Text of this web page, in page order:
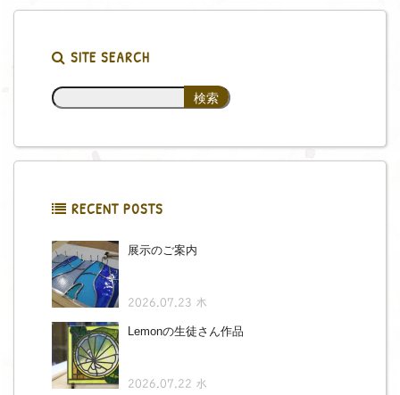
SITE SEARCH
RECENT POSTS
展示のご案内
2026.07.23 木
Lemonの生徒さん作品
2026.07.22 水